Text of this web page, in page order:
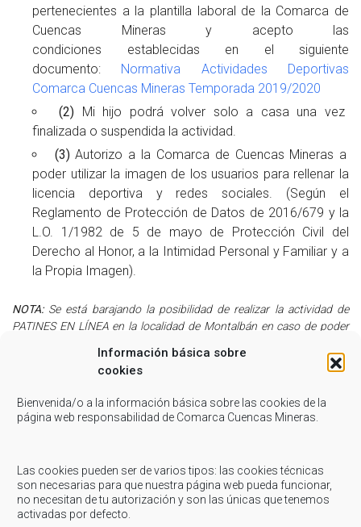
Información básica sobre
cookies
Bienvenida/o a la información básica sobre las cookies de la
página web responsabilidad de Comarca Cuencas Mineras.
Las cookies pueden ser de varios tipos: las cookies técnicas
son necesarias para que nuestra página web pueda funcionar,
no necesitan de tu autorización y son las únicas que tenemos
activadas por defecto.
pertenecientes a la plantilla laboral de la Comarca de
Cuencas Mineras y acepto las
condiciones
establecidas en el siguiente
documento:
Normativa Actividades Deportivas
Comarca Cuencas Mineras Temporada 2019/2020
(2) Mi hijo podrá volver solo a casa una vez
finalizada o suspendida la actividad.
(3)Autorizo a la Comarca de Cuencas Mineras a
poder utilizar la imagen de los usuarios para rellenar la
licencia deportiva y redes sociales. (Según el
Reglamento de Protección de Datos de 2016/679 y la
L.O. 1/1982 de 5 de mayo de Protección Civil del
Derecho al Honor, a la Intimidad Personal y Familiar y a
la Propia Imagen).
NOTA:Se está barajando la posibilidad de realizar la actividad de
PATINES EN LÍNEA en la localidad de Montalbán en caso de poder
actividad, contactar con el Servicio Comarcal de Deportes.
NOTA:
PARA LAS SIGUIENTES ACTIVIDADES, CONSULTAR
DISPONIBILIDAD EN EL SERVICIO COMARCAL DE DEPORTES:
cerradas. Más información en el Servicio Comarcal de
Deportes)
Martes y Jueves de 16:15 a 17:15 h